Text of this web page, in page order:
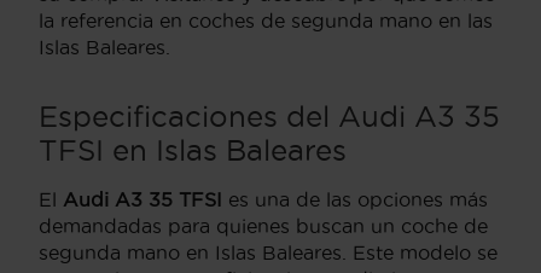
la referencia en coches de segunda mano en las
Islas Baleares.
Especificaciones del Audi A3 35
TFSI en Islas Baleares
El Audi A3 35 TFSI es una de las opciones más
demandadas para quienes buscan un coche de
segunda mano en Islas Baleares. Este modelo se